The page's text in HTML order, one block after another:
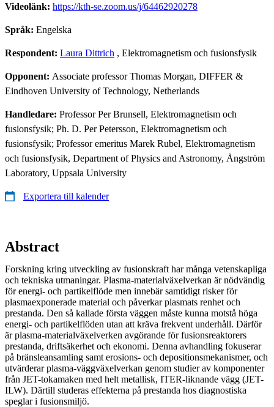
Videolänk: https://kth-se.zoom.us/j/64462920278
Språk: Engelska
Respondent: Laura Dittrich , Elektromagnetism och fusionsfysik
Opponent: Associate professor Thomas Morgan, DIFFER &
Eindhoven University of Technology, Netherlands
Handledare: Professor Per Brunsell, Elektromagnetism och
fusionsfysik; Ph. D. Per Petersson, Elektromagnetism och
fusionsfysik; Professor emeritus Marek Rubel, Elektromagnetism
och fusionsfysik, Department of Physics and Astronomy, Ångström
Laboratory, Uppsala University
Exportera till kalender
Abstract
Forskning kring utveckling av fusionskraft har många vetenskapliga
och tekniska utmaningar. Plasma-materialväxelverkan är nödvändig
för energi- och partikelflöde men innebär samtidigt risker för
plasmaexponerade material och påverkar plasmats renhet och
prestanda. Den så kallade första väggen måste kunna motstå höga
energi- och partikelflöden utan att kräva frekvent underhåll. Därför
är plasma-materialväxelverken avgörande för fusionsreaktorers
prestanda, driftsäkerhet och ekonomi. Denna avhandling fokuserar
på bränsleansamling samt erosions- och depositionsmekanismer, och
utvärderar plasma-väggväxelverkan genom studier av komponenter
från JET-tokamaken med helt metallisk, ITER-liknande vägg (JET-
ILW). Därtill studeras effekterna på prestanda hos diagnostiska
speglar i fusionsmiljö.